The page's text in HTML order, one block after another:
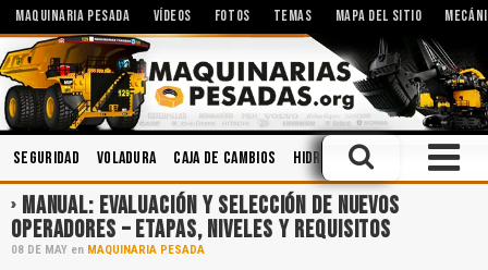
MAQUINARIA PESADA VÍDEOS FOTOS TEMAS MAPA DEL SITIO
Seguridad Voladura Caja de Cambios Hidráulica Accidentes
MANUAL: EVALUACIÓN Y SELECCIÓN DE NUEVOS
OPERADORES – ETAPAS, NIVELES Y REQUISITOS
08 DE MAY en MAQUINARIA PESADA